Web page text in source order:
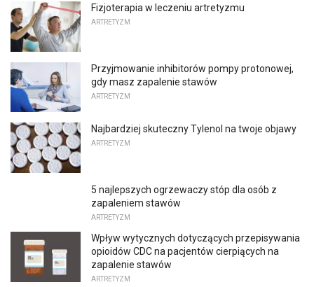
Fizjoterapia w leczeniu artretyzmu
ARTRETYZM
Przyjmowanie inhibitorów pompy protonowej,
gdy masz zapalenie stawów
ARTRETYZM
Najbardziej skuteczny Tylenol na twoje objawy
ARTRETYZM
5 najlepszych ogrzewaczy stóp dla osób z
zapaleniem stawów
ARTRETYZM
Wpływ wytycznych dotyczących przepisywania
opioidów CDC na pacjentów cierpiących na
zapalenie stawów
ARTRETYZM